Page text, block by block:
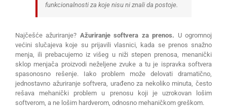
funkcionalnosti za koje nisu ni znali da postoje.
Najčešće ažuriranje? Ažuriranje softvera za prenos. U ogromnoj
većini slučajeva koje su prijavili vlasnici, kada se prenos snažno
menja, ili prebacujemo iz višeg u niži stepen prenosa, menanički
sklop menjača proizvodi neželjene zvuke a tu je ispravka softvera
spasonosno rešenje. Iako problem može delovati dramatično,
jednostavno ažuriranje softvera, urađeno za nekoliko minuta, često
rešava mehanički problem u prenosu koji je uzrokovan lošim
softverom, a ne lošim hardverom, odnosno mehaničkom greškom.